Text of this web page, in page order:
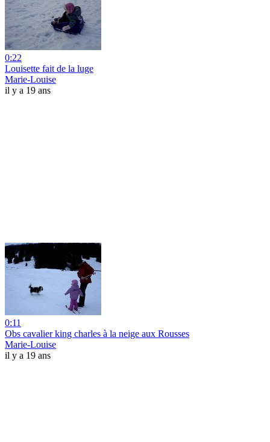
0:22
Louisette fait de la luge
Marie-Louise
il y a 19 ans
0:11
Obs cavalier king charles à la neige aux Rousses
Marie-Louise
il y a 19 ans